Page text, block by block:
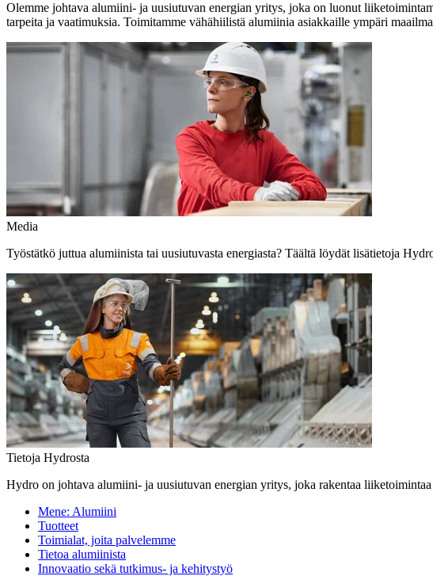
Olemme johtava alumiini- ja uusiutuvan energian yritys, joka on luonut
tarpeita ja vaatimuksia. Toimitamme vähähiilistä alumiinia asiakkaille ympäri
Media
Työstätkö juttua alumiinista tai uusiutuvasta energiasta? Täältä löydät lisätietoja
Tietoja Hydrosta
Hydro on johtava alumiini- ja uusiutuvan energian yritys, joka rakentaa
Mene: Alumiini
Tuotteet
Toimialat, joita palvelemme
Tietoa alumiinista
Innovaatio sekä tutkimus- ja kehitystyö